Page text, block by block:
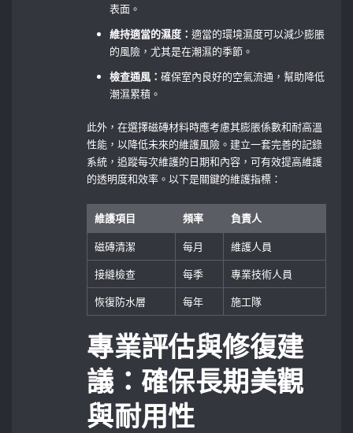
表面。
維持適當的濕度：適當的環境濕度可以減少膨脹
的風險，尤其是在潮濕的季節。
檢查通風：確保室內良好的空氣流通，幫助降低
潮濕累積。
此外，在選擇磁磚材料時應考慮其膨脹係數和耐高溫
性能，以降低未來的維護風險。建立一套完善的記錄
系統，追蹤每次維護的日期和內容，可有效提高維護
的透明度和效率。以下是關鍵的維護指標：
維護項目 頻率
負責人
磁磚清潔
每月
維護人員
接縫檢查
每季
專業技術人員
恢復防水層
每年 施工隊
專業評估與修復建
議：確保長期美觀
與耐用性